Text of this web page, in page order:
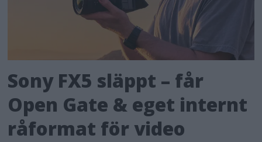
Sony FX5 släppt – får
Open Gate & eget internt
råformat för video